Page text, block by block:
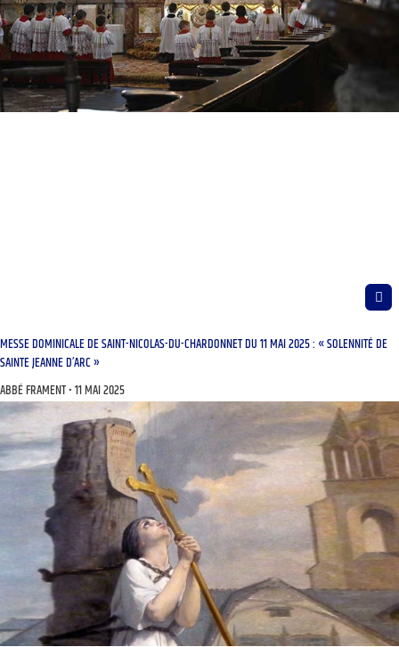
MESSE DOMINICALE DE SAINT-NICOLAS-DU-CHARDONNET DU 11 MAI 2025 : « SOLENNITÉ DE
SAINTE JEANNE D’ARC »
ABBÉ FRAMENT 11 MAI 2025